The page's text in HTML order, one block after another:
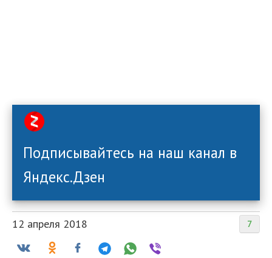
Подписывайтесь на наш канал в
Яндекс.Дзен
7
12 апреля 2018